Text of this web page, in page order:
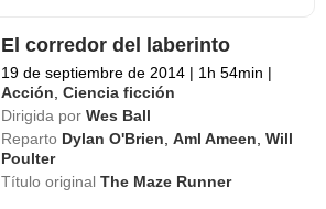
El corredor del laberinto
19 de septiembre de 2014 | 1h 54min |
Acción ,Ciencia ficción
Dirigida por Wes Ball
Reparto Dylan O'Brien ,Aml Ameen ,Will
Poulter
Título originalThe Maze Runner